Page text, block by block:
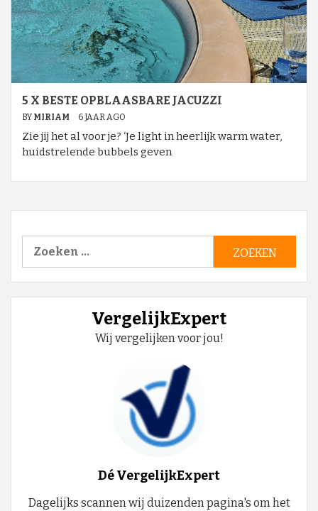
5 X BESTE OPBLAASBARE JACUZZI
BY MIRIAM 6 JAAR AGO
Zie jij het al voor je? ‘Je light in heerlijk warm water,
huidstrelende bubbels geven
Zoeken
VergelijkExpert
Wij vergelijken voor jou!
Dé VergelijkExpert
Dagelijks scannen wij duizenden pagina's om het